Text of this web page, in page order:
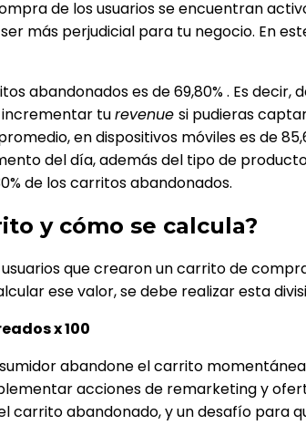
de los usuarios se encuentran
más perjudicial para tu negocio. En
abandonados es de 69,80% . Es
turevenue si pudieras
en dispositivos móviles es de
del día, además del tipo de
de los carritos abandonados.
y cómo se calcula?
que crearon un carrito de
ese valor, se debe realizar esta
x 100
abandone el carrito
acciones de remarketing y
carrito abandonado, y un desafío para